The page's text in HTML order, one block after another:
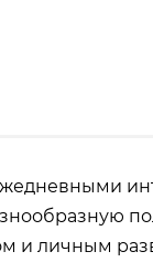
и личным